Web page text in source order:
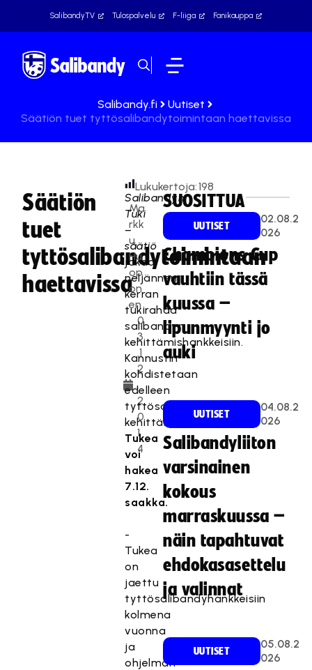
SalibandyTV Tulospalvelu F-liiga Fanikauppa
Salibandy.fi
Uutiset
Säätiön tuet tyttösalibandytoimintaan haettavissa
Säätiön
tuet
tyttösalibandytoimintaan
haettavissa
Ma
rkk
u
Hu
op
on
en
0
3
.1
2
.
2
0
1
4
Lukukertoja:198
Salibandyn
Tuki
–
säätiö
jakaa
neljännen
kerran
tukirahaa
salibandyn
kehittämishankkeisiin.
Kannustin
kohdistetaan
edelleen
tyttösalibandyn
kehittämishankkeisiin.
Tukea
voi
hakea
7.12.
saakka.
-
Tukea
on
jaettu
tyttösalibandyhankkeisiin
kolmena
vuonna
ja
ohjelman
SUOSITTUA
UUTISET
02.08.2
026
Champions Cup
vauhtiin tässä
kuussa –
lipunmyynti jo
auki
UUTISET
04.08.2
026
Salibandyliiton
varsinainen
kokous
marraskuussa –
näin tapahtuvat
ehdokasasettelu
ja valinnat
UUTISET
05.08.2
026